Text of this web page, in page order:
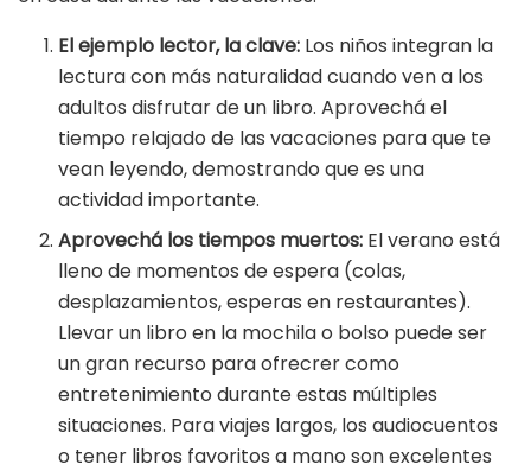
El ejemplo lector, la clave: Los niños integran la
lectura con más naturalidad cuando ven a los
adultos disfrutar de un libro. Aprovechá el
tiempo relajado de las vacaciones para que te
vean leyendo, demostrando que es una
actividad importante.
Aprovechá los tiempos muertos: El verano está
lleno de momentos de espera (colas,
desplazamientos, esperas en restaurantes).
Llevar un libro en la mochila o bolso puede ser
un gran recurso para ofrecrer como
entretenimiento durante estas múltiples
situaciones. Para viajes largos, los audiocuentos
o tener libros favoritos a mano son excelentes